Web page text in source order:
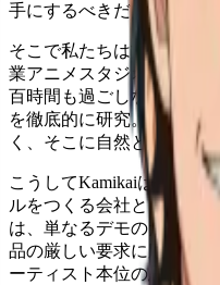
手にするべきだ」と。
そこで私たちは方針を転
業アニメスタジオの現場
百時間も過ごしながら、
を徹底的に研究。既存の
く、そこに自然と溶け込
こうしてKamikaiは、アニ
ルをつくる会社として立ち
は、単なるデモのためで
品の厳しい要求に応える
ーティスト本位の思想から